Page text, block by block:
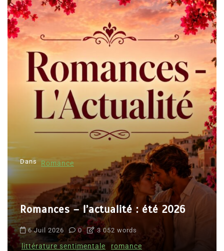
Dans Romance
Romances – l’actualité : été 2026
6 Juil 2026 0 3 052 words
littérature sentimentale romance